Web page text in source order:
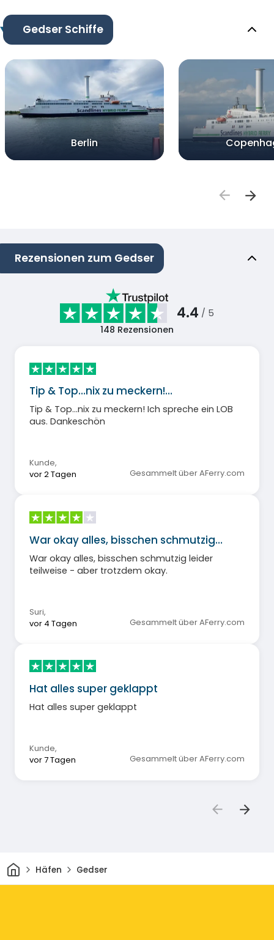
Gedser Schiffe
Berlin
Rezensionen zum Gedser
4.4 / 5
148 Rezensionen
Tip & Top…nix zu meckern!…
Tip & Top…nix zu meckern! Ich spreche ein LOB
aus. Dankeschön
Kunde,
vor 2 Tagen
Gesammelt über AFerry.com
War okay alles, bisschen schmutzig…
War okay alles, bisschen schmutzig leider
teilweise - aber trotzdem okay.
Suri,
vor 4 Tagen
Gesammelt über AFerry.com
Hat alles super geklappt
Hat alles super geklappt
Kunde,
vor 7 Tagen
Gesammelt über AFerry.com
HeimHäfen Gedser